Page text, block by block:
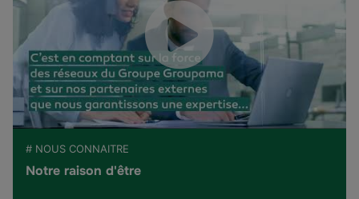
# NOUS CONNAITRE
Notre raison d'être